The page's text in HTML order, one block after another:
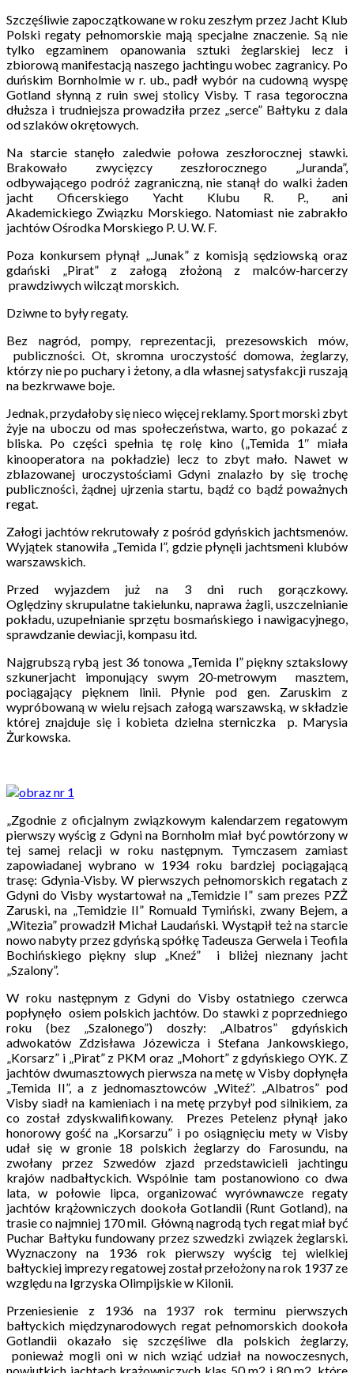
Szczęśliwie zapoczątkowane w roku zeszłym przez Jacht Klub
Polski regaty pełnomorskie mają specjalne znaczenie. Są nie
tylko egzaminem opanowania sztuki żeglarskiej lecz i
zbiorową manifestacją naszego jachtingu wobec zagranicy. Po
duńskim Bornholmie w r. ub., padł wybór na cudowną wyspę
Gotland słynną z ruin swej stolicy Visby. T rasa tegoroczna
dłuższa i trudniejsza prowadziła przez „serce” Bałtyku z dala
od szlaków okrętowych.
Na starcie stanęło zaledwie połowa zeszłorocznej stawki.
Brakowało zwycięzcy zeszłorocznego „Juranda”,
odbywającego podróż zagraniczną, nie stanął do walki żaden
jacht Oficerskiego Yacht Klubu R. P., ani
Akademickiego Związku Morskiego. Natomiast nie zabrakło
jachtów Ośrodka Morskiego P. U. W. F.
Poza konkursem płynął „.Junak” z komisją sędziowską oraz
gdański „Pirat” z załogą złożoną z malców-harcerzy
prawdziwych wilcząt morskich.
Dziwne to były regaty.
Bez nagród, pompy, reprezentacji, prezesowskich mów,
publiczności. Ot, skromna uroczystość domowa, żeglarzy,
którzy nie po puchary i żetony, a dla własnej satysfakcji ruszają
na bezkrwawe boje.
Jednak, przydałoby się nieco więcej reklamy. Sport morski zbyt
żyje na uboczu od mas społeczeństwa, warto, go pokazać z
bliska. Po części spełnia tę rolę kino („Temida 1″ miała
kinooperatora na pokładzie) lecz to zbyt mało. Nawet w
zblazowanej uroczystościami Gdyni znalazło by się trochę
publiczności, żądnej ujrzenia startu, bądź co bądź poważnych
regat.
Załogi jachtów rekrutowały z pośród gdyńskich jachtsmenów.
Wyjątek stanowiła „Temida l”, gdzie płynęli jachtsmeni klubów
warszawskich.
Przed wyjazdem już na 3 dni ruch gorączkowy.
Oględziny skrupulatne takielunku, naprawa żagli, uszczelnianie
pokładu, uzupełnianie sprzętu bosmańskiego i nawigacyjnego,
sprawdzanie dewiacji, kompasu itd.
Najgrubszą rybą jest 36 tonowa „Temida l” piękny sztakslowy
szkunerjacht imponujący swym 20-metrowym masztem,
pociągający pięknem linii. Płynie pod gen. Zaruskim z
wypróbowaną w wielu rejsach załogą warszawską, w składzie
której znajduje się i kobieta dzielna sterniczka p. Marysia
Żurkowska.
„Zgodnie z oficjalnym związkowym kalendarzem regatowym
pierwszy wyścig z Gdyni na Bornholm miał być powtórzony w
tej samej relacji w roku następnym. Tymczasem zamiast
zapowiadanej wybrano w 1934 roku bardziej pociągającą
trasę: Gdynia-Visby. W pierwszych pełnomorskich regatach z
Gdyni do Visby wystartował na „Temidzie I” sam prezes PZŻ
Zaruski, na „Temidzie II” Romuald Tymiński, zwany Bejem, a
„Witezia” prowadził Michał Laudański. Wystąpił też na starcie
nowo nabyty przez gdyńską spółkę Tadeusza Gerwela i Teofila
Bochińskiego piękny slup „Kneź” i bliżej nieznany jacht
„Szalony”.
W roku następnym z Gdyni do Visby ostatniego czerwca
popłynęło osiem polskich jachtów. Do stawki z poprzedniego
roku (bez „Szalonego”) doszły: „Albatros” gdyńskich
adwokatów Zdzisława Józewicza i Stefana Jankowskiego,
„Korsarz” i „Pirat” z PKM oraz „Mohort” z gdyńskiego OYK. Z
jachtów dwumasztowych pierwsza na metę w Visby dopłynęła
„Temida II”, a z jednomasztowców „Witeź”. „Albatros” pod
Visby siadł na kamieniach i na metę przybył pod silnikiem, za
co został zdyskwalifikowany. Prezes Petelenz płynął jako
honorowy gość na „Korsarzu” i po osiągnięciu mety w Visby
udał się w gronie 18 polskich żeglarzy do Farosundu, na
zwołany przez Szwedów zjazd przedstawicieli jachtingu
krajów nadbałtyckich. Wspólnie tam postanowiono co dwa
lata, w połowie lipca, organizować wyrównawcze regaty
jachtów krążowniczych dookoła Gotlandii (Runt Gotland), na
trasie co najmniej 170 mil. Główną nagrodą tych regat miał być
Puchar Bałtyku fundowany przez szwedzki związek żeglarski.
Wyznaczony na 1936 rok pierwszy wyścig tej wielkiej
bałtyckiej imprezy regatowej został przełożony na rok 1937 ze
względu na Igrzyska Olimpijskie w Kilonii.
Przeniesienie z 1936 na 1937 rok terminu pierwszych
bałtyckich międzynarodowych regat pełnomorskich dookoła
Gotlandii okazało się szczęśliwe dla polskich żeglarzy,
ponieważ mogli oni w nich wziąć udział na nowoczesnych,